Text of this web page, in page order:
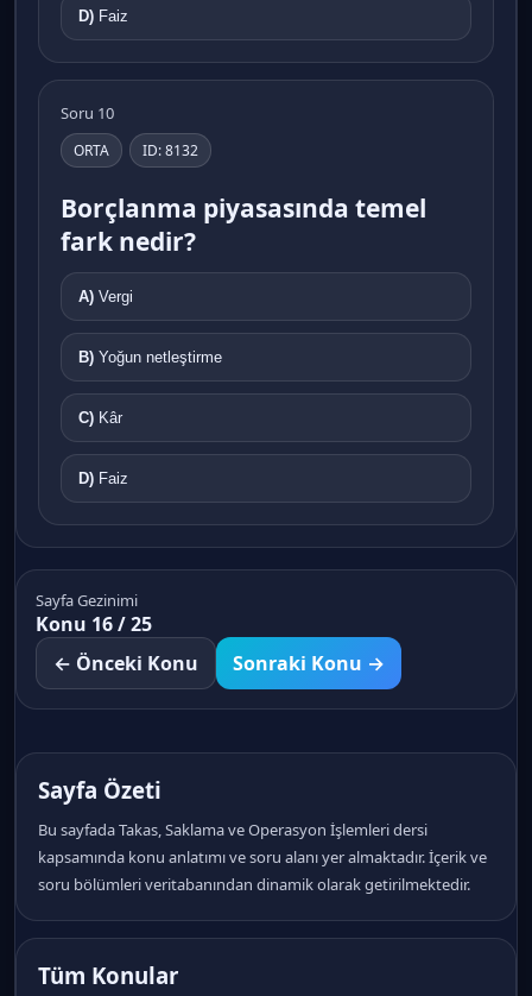
D) Faiz
Soru 10
ORTA ID: 8132
Borçlanma piyasasında temel
fark nedir?
A) Vergi
B) Yoğun netleştirme
C) Kâr
D) Faiz
Sayfa Gezinimi
Konu 16 / 25
← Önceki Konu
Sonraki Konu →
Sayfa Özeti
Bu sayfada Takas, Saklama ve Operasyon İşlemleri dersi
kapsamında konu anlatımı ve soru alanı yer almaktadır. İçerik ve
soru bölümleri veritabanından dinamik olarak getirilmektedir.
Tüm Konular